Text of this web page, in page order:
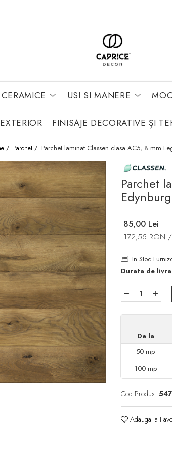
USI SI MANERE
FINISAJE DECORATIVE ȘI
/ Parchet / Parchet laminat Classen clasa AC5, 8 mm
Parchet
Edynburg
85,00 Lei
172,55 RON /
In Stoc
Durata de
De la
50 mp
100mp
Cod Produs:
Adauga la